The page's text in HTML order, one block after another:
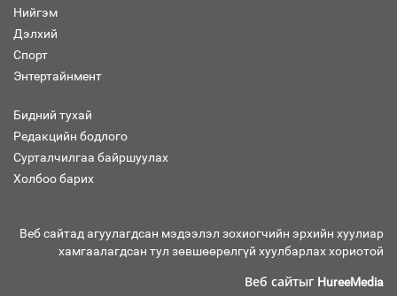
Нийгэм
Дэлхий
Спорт
Энтертайнмент
Бидний тухай
Редакцийн бодлого
Сурталчилгаа байршуулах
Холбоо барих
Веб сайтад агуулагдсан мэдээлэл зохиогчийн эрхийн хуулиар
хамгаалагдсан тул зөвшөөрөлгүй хуулбарлах хориотой
Веб сайтыг HureeMedia